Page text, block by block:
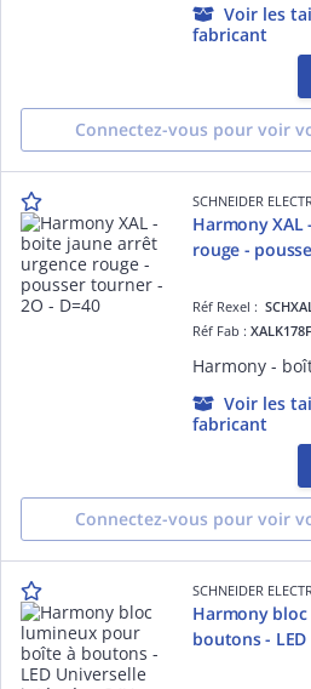
Voir les
fabricant
Connectez-vous pour voir
SCHNEIDER
Harmony
rouge -
Réf Rexel :
Réf Fab :XALK178F
Voir les
fabricant
Connectez-vous pour voir
SCHNEIDER
Harmony
boutons -